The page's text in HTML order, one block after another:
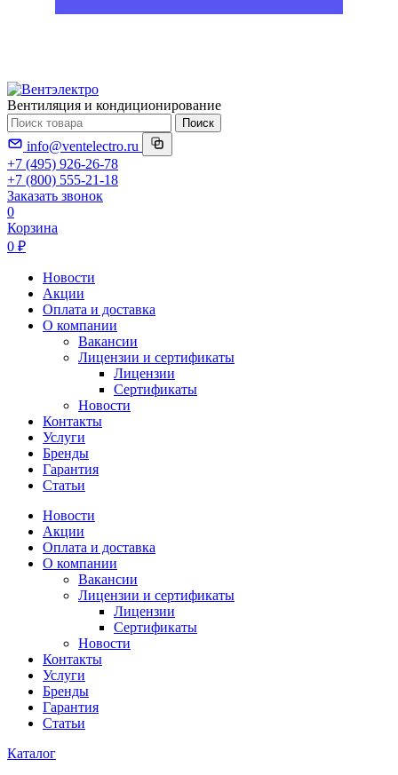
Вентиляция и кондиционирование
Поиск
info@ventelectro.ru
+7 (495) 926-26-78
+7 (800) 555-21-18
Заказать звонок
0
Корзина
0 ₽
Новости
Акции
Оплата и доставка
О компании
Вакансии
Лицензии и сертификаты
Лицензии
Сертификаты
Новости
Контакты
Услуги
Бренды
Гарантия
Статьи
Новости
Акции
Оплата и доставка
О компании
Вакансии
Лицензии и сертификаты
Лицензии
Сертификаты
Новости
Контакты
Услуги
Бренды
Гарантия
Статьи
Каталог